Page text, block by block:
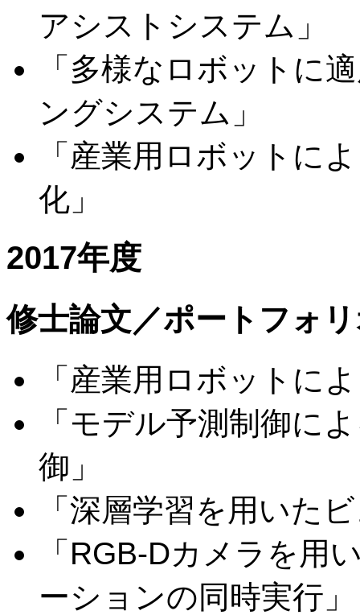
アシストシステム」
「多様なロボットに
ングシステム」
「産業用ロボットに
化」
2017年度
修士論文／ポートフォ
「産業用ロボットに
「モデル予測制御に
御」
「深層学習を用いた
「RGB-Dカメラを用
ーションの同時実行」